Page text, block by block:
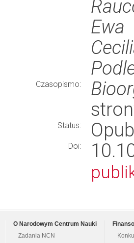
Czasopismo:
Status:
Doi:
O Narodowym Centrum Nauki
Zadania NCN